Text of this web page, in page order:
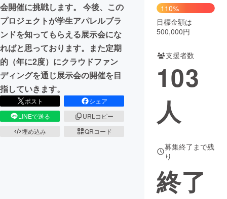
CAMPFIRE for Social Good
CAMPFIRE Creation
CAMPFIREふるさと納税machi-ya コミュニティ
会開催に挑戦します。 今後、この
プロジェクトが学生アパレルブラ
ンドを知ってもらえる展示会にな
ればと思っております。また定期
的（年に2度）にクラウドファン
ディングを通じ展示会の開催を目
指していきます。
ポスト
シェア
LINEで送る
URLコピー
埋め込み
QRコード
110%
目標金額は
500,000円
支援者数
103
人
募集終了まで残
り
終了